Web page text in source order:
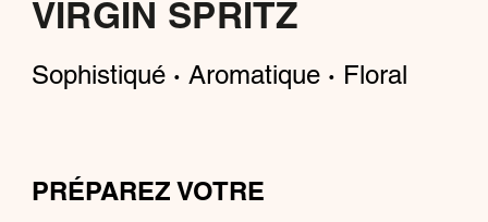
VIRGIN SPRITZ
Sophistiqué · Aromatique · Floral
PRÉPAREZ VOTRE